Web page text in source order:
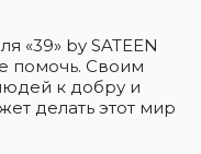
«39» by SATEEN
помочь. Своим
к добру и
делать этот мир